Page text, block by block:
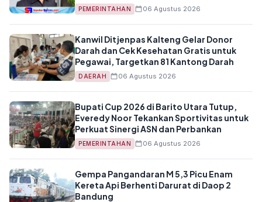
PEMERINTAHAN 06 Agustus 2026
Kanwil Ditjenpas Kalteng Gelar Donor
Darah dan Cek Kesehatan Gratis untuk
Pegawai, Targetkan 81 Kantong Darah
DAERAH 06 Agustus 2026
Bupati Cup 2026 di Barito Utara Tutup,
Everedy Noor Tekankan Sportivitas untuk
Perkuat Sinergi ASN dan Perbankan
PEMERINTAHAN 06 Agustus 2026
Gempa Pangandaran M 5,3 Picu Enam
Kereta Api Berhenti Darurat di Daop 2
Bandung